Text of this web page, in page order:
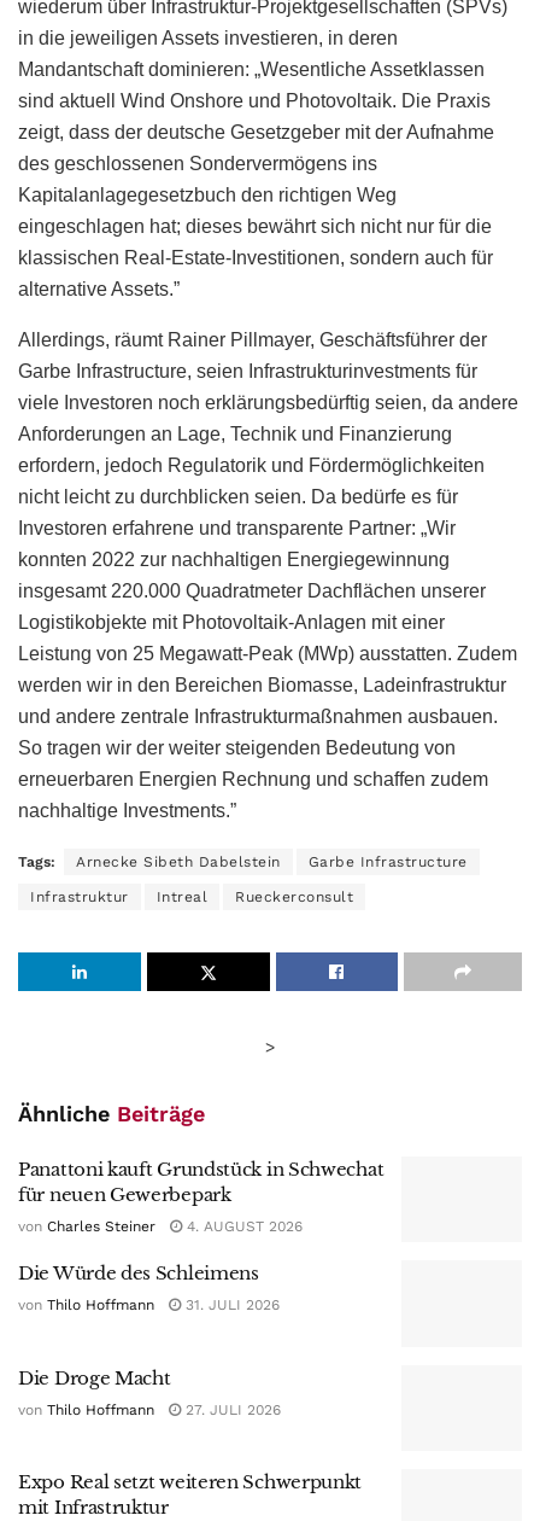
wiederum über Infrastruktur-Projektgesellschaften (SPVs)
in die jeweiligen Assets investieren, in deren
Mandantschaft dominieren: „Wesentliche Assetklassen
sind aktuell Wind Onshore und Photovoltaik. Die Praxis
zeigt, dass der deutsche Gesetzgeber mit der Aufnahme
des geschlossenen Sondervermögens ins
Kapitalanlagegesetzbuch den richtigen Weg
eingeschlagen hat; dieses bewährt sich nicht nur für die
klassischen Real-Estate-Investitionen, sondern auch für
alternative Assets.”
Allerdings, räumt Rainer Pillmayer, Geschäftsführer der
Garbe Infrastructure, seien Infrastrukturinvestments für
viele Investoren noch erklärungsbedürftig seien, da andere
Anforderungen an Lage, Technik und Finanzierung
erfordern, jedoch Regulatorik und Fördermöglichkeiten
nicht leicht zu durchblicken seien. Da bedürfe es für
Investoren erfahrene und transparente Partner: „Wir
konnten 2022 zur nachhaltigen Energiegewinnung
insgesamt 220.000 Quadratmeter Dachflächen unserer
Logistikobjekte mit Photovoltaik-Anlagen mit einer
Leistung von 25 Megawatt-Peak (MWp) ausstatten. Zudem
werden wir in den Bereichen Biomasse, Ladeinfrastruktur
und andere zentrale Infrastrukturmaßnahmen ausbauen.
So tragen wir der weiter steigenden Bedeutung von
erneuerbaren Energien Rechnung und schaffen zudem
nachhaltige Investments.”
Tags: Arnecke Sibeth Dabelstein Garbe Infrastructure
Infrastruktur Intreal Rueckerconsult
>
Ähnliche Beiträge
Panattoni kauft Grundstück in Schwechat
für neuen Gewerbepark
von Charles Steiner 4. AUGUST 2026
Die Würde des Schleimens
von Thilo Hoffmann 31. JULI 2026
Die Droge Macht
von Thilo Hoffmann 27. JULI 2026
Expo Real setzt weiteren Schwerpunkt
mit Infrastruktur